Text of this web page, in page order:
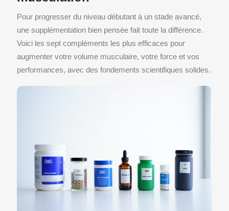
Pour progresser du niveau débutant à un stade avancé,
une supplémentation bien pensée fait toute la différence.
Voici les sept compléments les plus efficaces pour
augmenter votre volume musculaire, votre force et vos
performances, avec des fondements scientifiques solides.